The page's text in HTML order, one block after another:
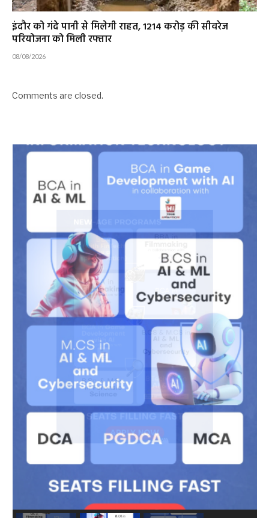
इंदौर को गंदे पानी से मिलेगी राहत, ₹1214 करोड़ की सीवरेज
परियोजना को मिली रफ्तार
08/08/2026
Comments are closed.